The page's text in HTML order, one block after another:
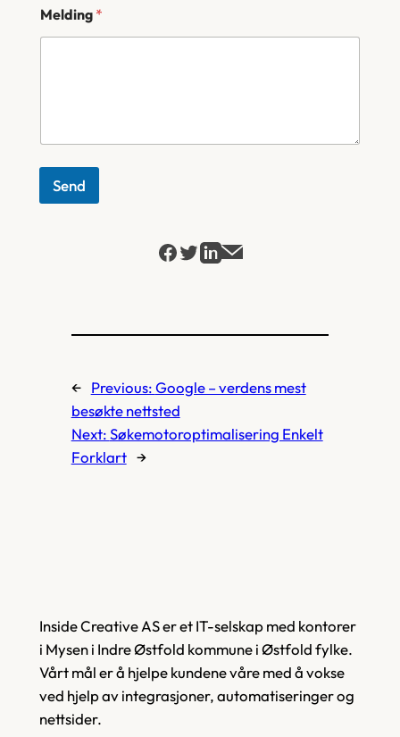
Melding *
Send
← Previous:Google – verdens mest
besøkte nettsted
Next:Søkemotoroptimalisering Enkelt
Forklart →
Inside Creative AS er et IT-selskap med kontorer
i Mysen i Indre Østfold kommune i Østfold fylke.
Vårt mål er å hjelpe kundene våre med å vokse
ved hjelp av integrasjoner, automatiseringer og
nettsider.